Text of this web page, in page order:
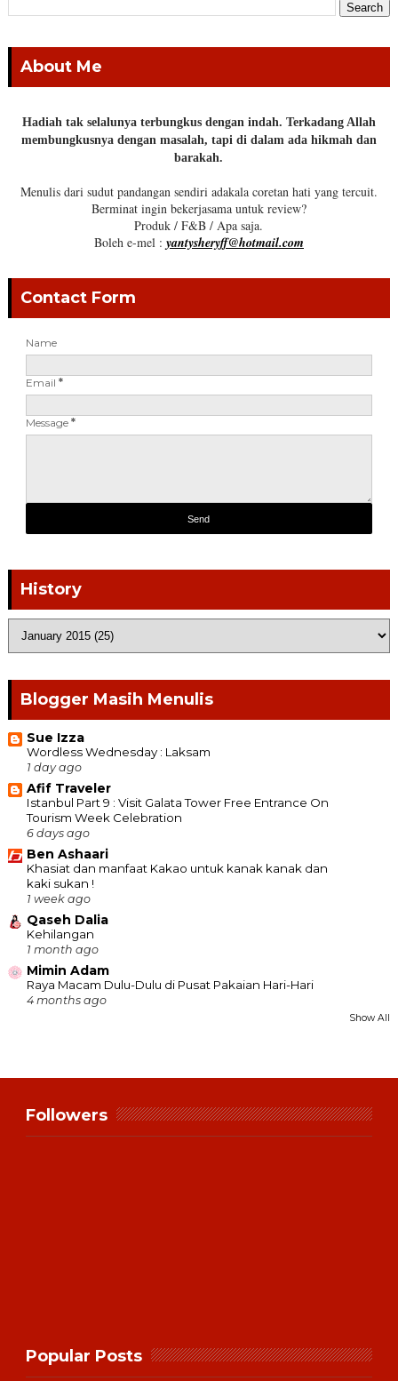
About Me
Hadiah tak selalunya terbungkus dengan indah. Terkadang Allah
membungkusnya dengan masalah, tapi di dalam ada hikmah dan
barakah.
Menulis dari sudut pandangan sendiri adakala coretan hati yang tercuit.
Berminat ingin bekerjasama untuk review?
Produk / F&B / Apa saja.
Boleh e-mel : yantysheryff@hotmail.com
Contact Form
Name
Email *
Message *
History
Blogger Masih Menulis
Sue Izza
Wordless Wednesday : Laksam
1 day ago
Afif Traveler
Istanbul Part 9 : Visit Galata Tower Free Entrance On
Tourism Week Celebration
6 days ago
Ben Ashaari
Khasiat dan manfaat Kakao untuk kanak kanak dan
kaki sukan !
1 week ago
Qaseh Dalia
Kehilangan
1 month ago
Mimin Adam
Raya Macam Dulu-Dulu di Pusat Pakaian Hari-Hari
4 months ago
Show All
Followers
Popular Posts